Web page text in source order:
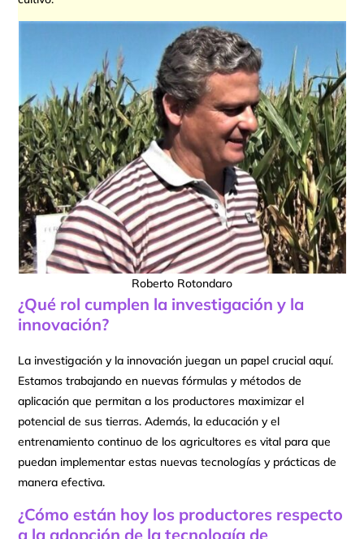
Roberto Rotondaro
¿Qué rol cumplen la investigación y la
innovación?
La investigación y la innovación juegan un papel crucial aquí.
Estamos trabajando en nuevas fórmulas y métodos de
aplicación que permitan a los productores maximizar el
potencial de sus tierras. Además, la educación y el
entrenamiento continuo de los agricultores es vital para que
puedan implementar estas nuevas tecnologías y prácticas de
manera efectiva.
¿Cómo están hoy los productores respecto
a la adopción de la tecnología de